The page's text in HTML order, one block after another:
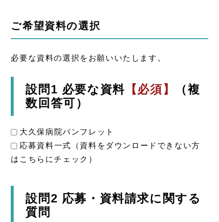
ご希望資料の選択
必要な資料の選択をお願いいたします。
設問1 必要な資料 【必須】
（複
数回答可）
大久保病院パンフレット
応募資料一式（資料をダウンロードできない方
はこちらにチェック）
設問2 応募・資料請求に関する
質問